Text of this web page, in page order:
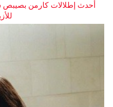
أحدث إطلالات كارمن بصيبص